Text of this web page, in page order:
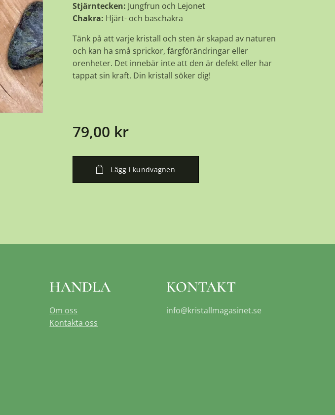
Stjärntecken: Jungfrun och Lejonet
Chakra: Hjärt- och baschakra
Tänk på att varje kristall och sten är skapad av naturen
och kan ha små sprickor, färgförändringar eller
orenheter. Det innebär inte att den är defekt eller har
tappat sin kraft. Din kristall söker dig!
79,00 kr
Lägg i kundvagnen
HANDLA
Om oss
Kontakta oss
KONTAKT
info@kristallmagasinet.se